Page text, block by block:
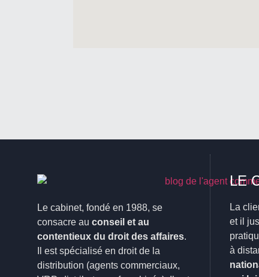
Le cabinet, fondé en 1988, se
consacre au conseil et au
contentieux du droit des affaires.
Il est spécialisé en droit de la
distribution (agents commerciaux,
LE
La
et il
à